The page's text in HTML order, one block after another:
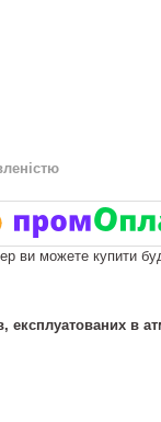
ви можете купити
експлуатованих в